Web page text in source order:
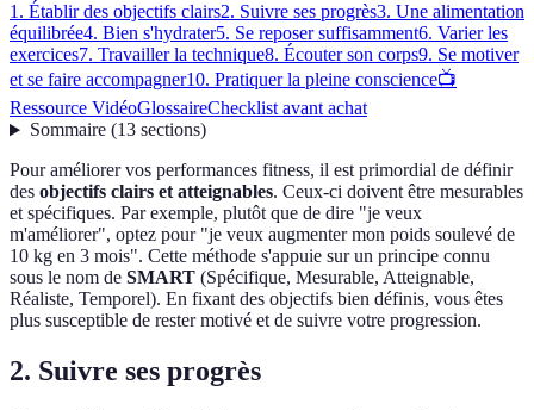
1. Établir des objectifs clairs2. Suivre ses progrès3. Une alimentation
équilibrée4. Bien s'hydrater5. Se reposer suffisamment6. Varier les
exercices7. Travailler la technique8. Écouter son corps9. Se motiver
et se faire accompagner10. Pratiquer la pleine conscience📺
Ressource VidéoGlossaireChecklist avant achat
Sommaire(13 sections)
Pour améliorer vos performances fitness, il est primordial de définir
des objectifs clairs et atteignables. Ceux-ci doivent être mesurables
et spécifiques. Par exemple, plutôt que de dire "je veux
m'améliorer", optez pour "je veux augmenter mon poids soulevé de
10 kg en 3 mois". Cette méthode s'appuie sur un principe connu
sous le nom de SMART (Spécifique, Mesurable, Atteignable,
Réaliste, Temporel). En fixant des objectifs bien définis, vous êtes
plus susceptible de rester motivé et de suivre votre progression.
2. Suivre ses progrès